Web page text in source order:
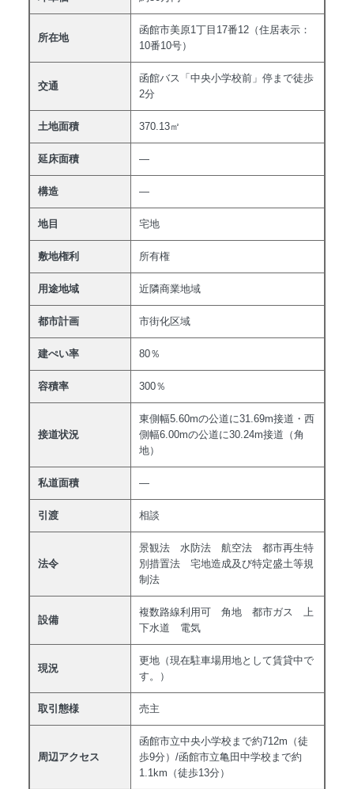
所在地
函館市美原1丁目17番12（住居表示：
10番10号）
交通
函館バス「中央小学校前」停まで徒歩
2分
土地面積 370.13㎡
延床面積 ―
構造 ―
地目 宅地
敷地権利 所有権
用途地域 近隣商業地域
都市計画 市街化区域
建ぺい率 80％
容積率 300％
接道状況
東側幅5.60mの公道に31.69m接道・西
側幅6.00mの公道に30.24m接道（角
地）
私道面積 ―
引渡 相談
法令
景観法 水防法 航空法 都市再生特
別措置法 宅地造成及び特定盛土等規
制法
設備
複数路線利用可 角地 都市ガス 上
下水道 電気
現況
更地（現在駐車場用地として賃貸中で
す。）
取引態様 売主
周辺アクセス
函館市立中央小学校まで約712m（徒
歩9分）/函館市立亀田中学校まで約
1.1km（徒歩13分）